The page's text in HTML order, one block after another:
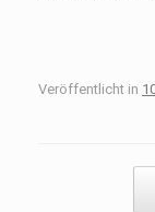
Veröffentlicht in